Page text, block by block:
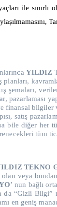
ile
YILDIZ
planları,
şemaları,
pazarlaması
finansal bilgiler
satış
bile diğer
TEKNO
veya
’ nun bağlı
“Gizli Bilgi”
en geniş